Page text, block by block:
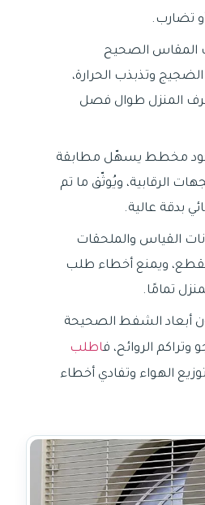
تضارب.
المقاس الصحيح
وتذبذب الحرارة،
غرف المنزل طوال فصل
مخطط يسهّل مطابقة
الرقابية، ويُوثّق ما تم
بدقة عالية.
القياس والملحقات
ويمنع أخطاء طلب
تمامًا.
أبعاد الشفط الصحيحة
وتراكم الروائح، فاطلب
الهواء وتفادي أخطاء